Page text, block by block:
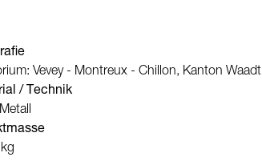
Vevey - Montreux - Chillon, Kanton Waadt
/ Technik